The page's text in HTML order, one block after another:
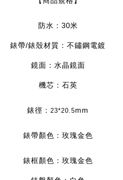
防水：30米
錶帶/錶殼材質：不鏽鋼電鍍
鏡面：水晶鏡面
機芯：石英
錶徑： 23*20.5mm
錶帶顏色：玫瑰金色
錶框顏色：玫瑰金色